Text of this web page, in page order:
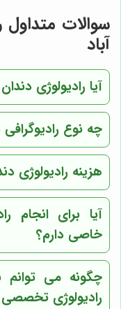
سوالات متداول
آباد
آیا رادیولوژی
چه نوع
هزینه رادیولوژی
آیا برای انجام
خاصی دارم؟
چگونه می توانم
رادیولوژی تخصصی